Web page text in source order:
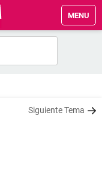
MENU
Siguiente Tema